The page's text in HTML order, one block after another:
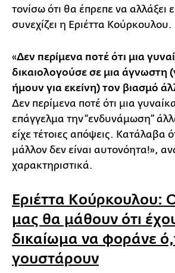
τονίσω ότι θα έπρεπε να αλλάξει
συνεχίζει η Εριέττα Κούρκουλου.
«Δεν περίμενα ποτέ ότι μια
δικαιολογούσε σε μια άγνωστη
ήμουν για εκείνη) τον βιασμό
Δεν περίμενα ποτέ ότι μια
επάγγελμα την “ενδυνάμωση”
είχε τέτοιες απόψεις. Κατάλαβα
μάλλον δεν είναι αυτονόητα!»,
χαρακτηριστικά.
Εριέττα Κούρκουλου:
μας θα μάθουν ότι
δικαίωμα να φοράνε
γουστάρουν